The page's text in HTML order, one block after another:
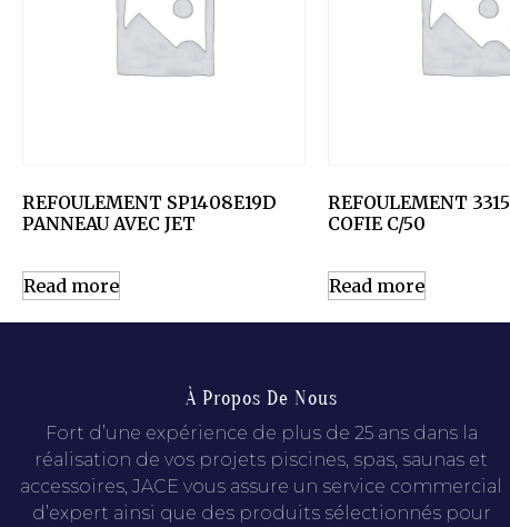
REFOULEMENT SP1408E19D
PANNEAU AVEC JET
Read more
REFOULEMENT
COFIE C/50
Read more
À Propos De Nous
Fort d’une expérience de plus de 25 ans dans la
réalisation de vos projets piscines, spas, saunas et
accessoires, JACE vous assure un service commercial
d’expert ainsi que des produits sélectionnés pour